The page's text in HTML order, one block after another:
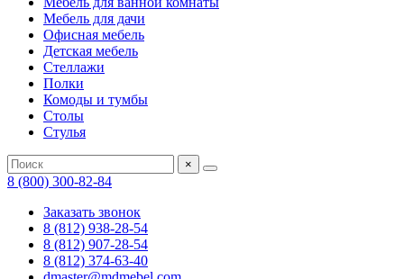
Мебель для дачи
Офисная мебель
Детская мебель
Стеллажи
Полки
Комоды и тумбы
Столы
Стулья
×
8 (800) 300-82-84
Заказать звонок
8 (812) 938-28-54
8 (812) 907-28-54
8 (812) 374-63-40